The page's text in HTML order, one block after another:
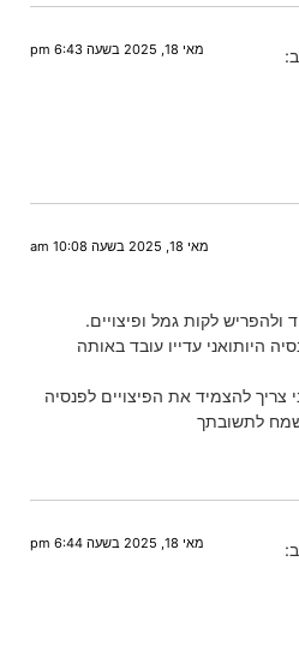
מאי 18, 2025 בשעה 6:43 pm
מאי 18, 2025 בשעה 10:08 am
ולהפריש לקות גמל ופיצויים.
היותואני עדייו עובד באותה
להצמיד את הפיצויים לפנסיה
לתשובתך
מאי 18, 2025 בשעה 6:44 pm